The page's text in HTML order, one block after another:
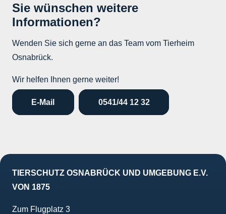
Sie wünschen weitere
Informationen?
Wenden Sie sich gerne an das Team vom Tierheim
Osnabrück.
Wir helfen Ihnen gerne weiter!
E-Mail 0541/44 12 32
TIERSCHUTZ OSNABRÜCK UND UMGEBUNG E.V.
VON 1875
Zum Flugplatz 3